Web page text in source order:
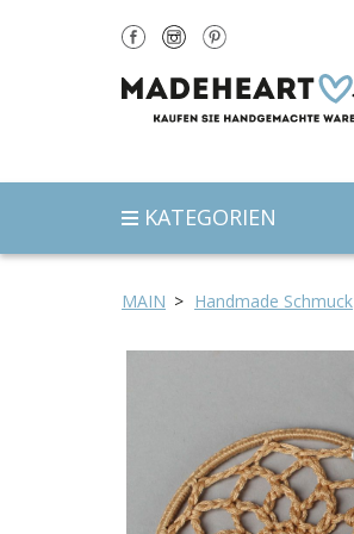
MAIN Handmade Schmuck
KATEGORIEN